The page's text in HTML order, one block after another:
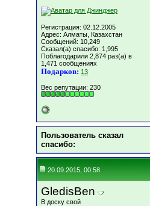
Регистрация: 02.12.2005
Адрес: Алматы, Казахстан
Сообщений: 10,249
Сказал(а) спасибо: 1,995
Поблагодарили 2,874 раз(а) в
1,471 сообщениях
Подарков: 13
Вес репутации: 230
Пользователь сказал
cпасибо:
20.09.2015, 00:58
GledisBen
В доску свой